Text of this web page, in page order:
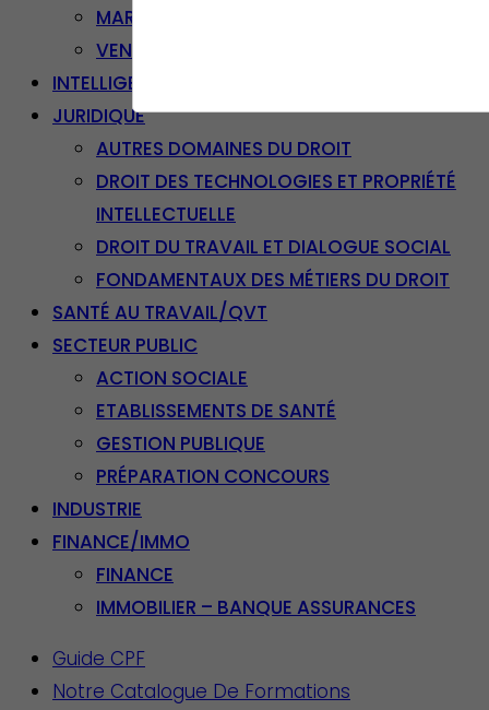
MARKETING
VENTE – RELATION CLIENT
INTELLIGENCE ARTIFICIELLE
JURIDIQUE
AUTRES DOMAINES DU DROIT
DROIT DES TECHNOLOGIES ET PROPRIÉTÉ
INTELLECTUELLE
DROIT DU TRAVAIL ET DIALOGUE SOCIAL
FONDAMENTAUX DES MÉTIERS DU DROIT
SANTÉ AU TRAVAIL/QVT
SECTEUR PUBLIC
ACTION SOCIALE
ETABLISSEMENTS DE SANTÉ
GESTION PUBLIQUE
PRÉPARATION CONCOURS
INDUSTRIE
FINANCE/IMMO
FINANCE
IMMOBILIER – BANQUE ASSURANCES
Guide CPF
Notre Catalogue De Formations